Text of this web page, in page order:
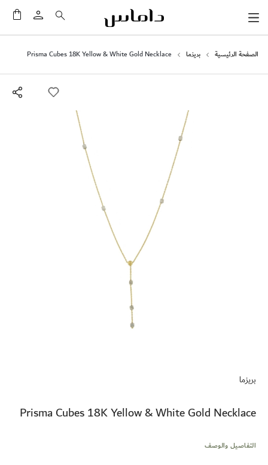
الصفحة الرئيسية بريزما Prisma Cubes 18K Yellow & White Gold Necklace
بداية
الصور
بريزما
Prisma Cubes 18K Yellow & White Gold Necklace
التفاصيل والوصف